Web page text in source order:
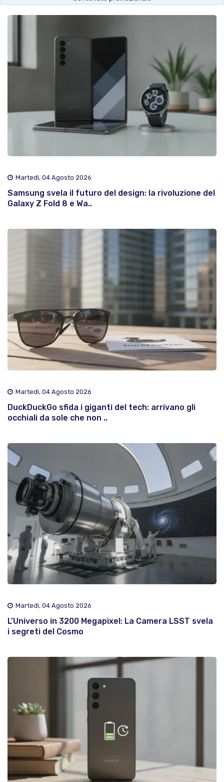
Martedì, 04 Agosto 2026
Samsung svela il futuro del design: la rivoluzione del
Galaxy Z Fold 8 e Wa..
Martedì, 04 Agosto 2026
DuckDuckGo sfida i giganti del tech: arrivano gli
occhiali da sole che non ..
Martedì, 04 Agosto 2026
L'Universo in 3200 Megapixel: La Camera LSST svela
i segreti del Cosmo